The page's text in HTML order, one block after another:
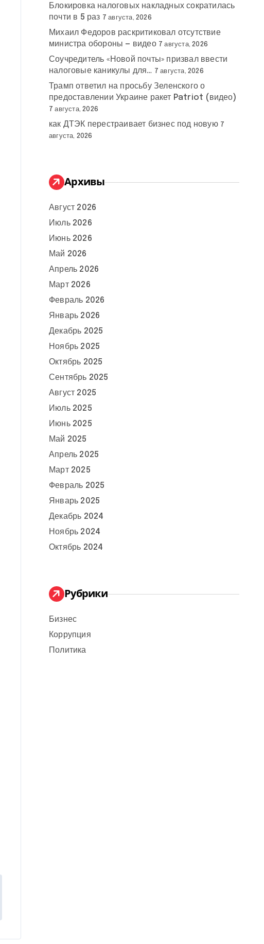
Блокировка налоговых накладных сократилась
почти в 5 раз 7 августа, 2026
Михаил Федоров раскритиковал отсутствие
министра обороны — видео 7 августа, 2026
Соучредитель «Новой почты» призвал ввести
налоговые каникулы для… 7 августа, 2026
Трамп ответил на просьбу Зеленского о
предоставлении Украине ракет Patriot (видео)
7 августа, 2026
как ДТЭК перестраивает бизнес под новую 7
августа, 2026
Архивы
Август 2026
Июль 2026
Июнь 2026
Май 2026
Апрель 2026
Март 2026
Февраль 2026
Январь 2026
Декабрь 2025
Ноябрь 2025
Октябрь 2025
Сентябрь 2025
Август 2025
Июль 2025
Июнь 2025
Май 2025
Апрель 2025
Март 2025
Февраль 2025
Январь 2025
Декабрь 2024
Ноябрь 2024
Октябрь 2024
Рубрики
Бизнес
Коррупция
Политика